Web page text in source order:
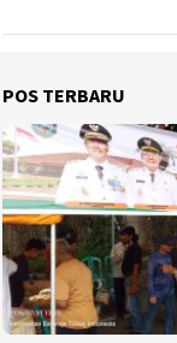
POS TERBARU